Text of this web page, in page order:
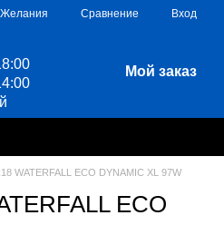
Желания Сравнение Вход
Мой заказ
WATERFALL ECO DYNAMIC XL 97W
ECO